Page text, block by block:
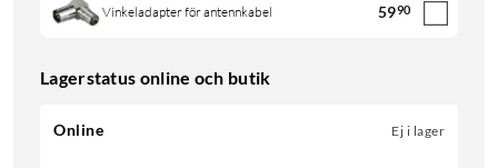
Vinkeladapter för antennkabel 5990
Lagerstatus online och butik
Online Ej i lager